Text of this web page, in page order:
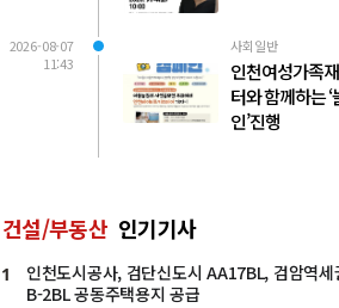
2026-08-07
11:43
사회일반
인천여성가족
터와 함께하는
인’진행
건설/부동산 인기기사
1
인천도시공사, 검단신도시 AA17BL, 검암역세
B-2BL 공동주택용지 공급